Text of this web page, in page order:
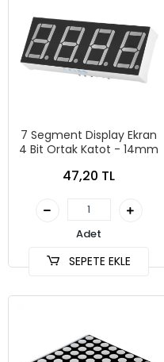
7 Segment Display Ekran
4 Bit Ortak Katot - 14mm
47,20 TL
Adet
SEPETE EKLE